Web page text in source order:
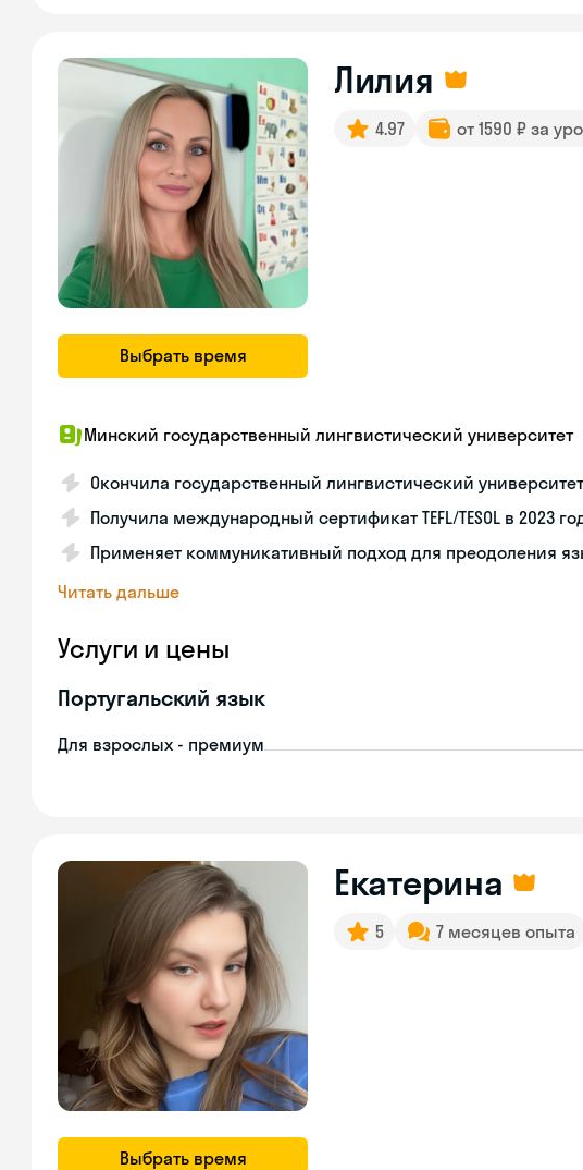
Выбрать время
Лилия
4.97 от 1590 ₽ за
Минский государственный лингвистический университет
Окончила государственный лингвистический университет
Получила международный сертификат TEFL/TESOL в 2023
Применяет коммуникативный подход для преодоления
Читать дальше
Услуги и цены
Португальский язык
Для взрослых - премиум
Выбрать время
Екатерина
5 7 месяцев опыта